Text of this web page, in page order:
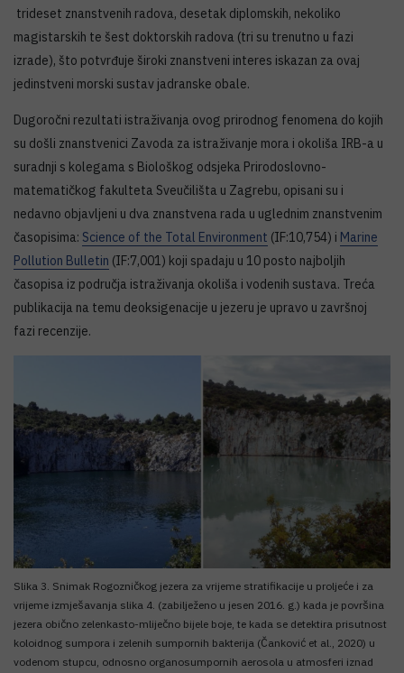
trideset znanstvenih radova, desetak diplomskih, nekoliko
magistarskih te šest doktorskih radova (tri su trenutno u fazi
izrade), što potvrđuje široki znanstveni interes iskazan za ovaj
jedinstveni morski sustav jadranske obale.
Dugoročni rezultati istraživanja ovog prirodnog fenomena do kojih
su došli znanstvenici Zavoda za istraživanje mora i okoliša IRB-a u
suradnji s kolegama s Biološkog odsjeka Prirodoslovno-
matematičkog fakulteta Sveučilišta u Zagrebu, opisani su i
nedavno objavljeni u dva znanstvena rada u uglednim znanstvenim
časopisima: Science of the Total Environment (IF:10,754) i Marine
Pollution Bulletin (IF:7,001) koji spadaju u 10 posto najboljih
časopisa iz područja istraživanja okoliša i vodenih sustava. Treća
publikacija na temu deoksigenacije u jezeru je upravo u završnoj
fazi recenzije.
Slika 3. Snimak Rogozničkog jezera za vrijeme stratifikacije u proljeće i za
vrijeme izmješavanja slika 4. (zabilježeno u jesen 2016. g.) kada je površina
jezera obično zelenkasto-mliječno bijele boje, te kada se detektira prisutnost
koloidnog sumpora i zelenih sumpornih bakterija (Čanković et al., 2020) u
vodenom stupcu, odnosno organosumpornih aerosola u atmosferi iznad